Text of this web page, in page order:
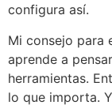
configura así.
Mi consejo para
aprende a
herramientas.
lo que importa.